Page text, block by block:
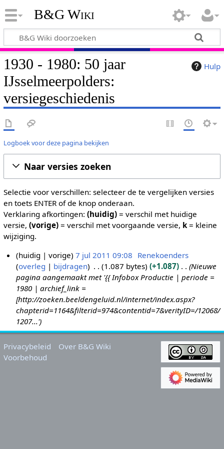
B&G Wiki
Hulp
1930 - 1980: 50 jaar
IJsselmeerpolders:
versiegeschiedenis
Logboek voor deze pagina bekijken
Naar versies zoeken
Selectie voor verschillen: selecteer de te vergelijken versies
en toets ENTER of de knop onderaan.
Verklaring afkortingen: (huidig)= verschil met huidige
versie, (vorige)= verschil met voorgaande versie, k= kleine
wijziging.
1
1
huidig vorige 7 jul 2011 09:08 Renekoenders
overleg
bijdragen 1.087 bytes +1.087
Nieuwe
pagina aangemaakt met '{{ Infobox Productie | periode =
1980 | archief_link =
[http://zoeken.beeldengeluid.nl/internet/index.aspx?
chapterid=1164&filterid=974&contentid=7&verityID=/12068/
1207...'
Privacybeleid
Over B&G Wiki
Voorbehoud